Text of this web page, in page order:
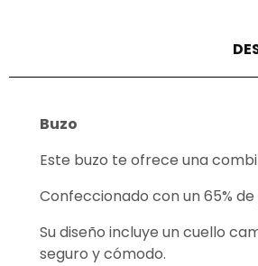
Buzo
Este buzo te ofrece una
Confeccionado con un 65%
Su diseño incluye un cuello
seguro y cómodo.